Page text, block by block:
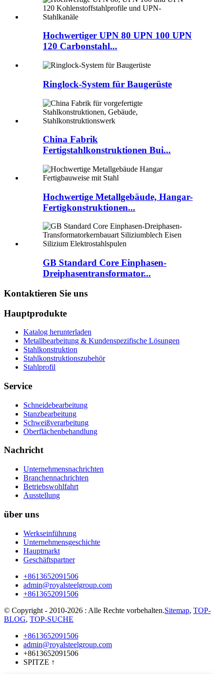
Hochwertiger UPN 80 UPN 100 UPN
120 Carbonstahl...
Ringlock-System für Baugerüste
China Fabrik
Fertigstahlkonstruktionen Bui...
Hochwertige Metallgebäude, Hangar-
Fertigkonstruktionen...
GB Standard Core Einphasen-
Dreiphasentransformator...
Kontaktieren Sie uns
Hauptprodukte
Katalog herunterladen
Metallbearbeitung & Kundenspezifische Lösungen
Stahlkonstruktion
Stahlkonstruktionszubehör
Stahlprofil
Service
Schneidebearbeitung
Stanzbearbeitung
Schweißverarbeitung
Oberflächenbehandlung
Nachricht
Unternehmensnachrichten
Branchennachrichten
Betriebswohlfahrt
Ausstellung
über uns
Werkseinführung
Unternehmensgeschichte
Hauptmarkt
Geschäftspartner
+8613652091506
admin@royalsteelgroup.com
+8613652091506
© Copyright - 2010-2026 : Alle Rechte vorbehalten.Sitemap, TOP-
BLOG, TOP-SUCHE
+8613652091506
admin@royalsteelgroup.com
+8613652091506
SPITZE ↑